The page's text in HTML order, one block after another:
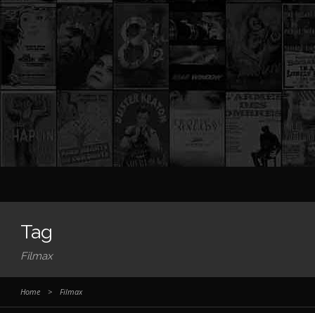
Tag
Filmax
Home > Filmax